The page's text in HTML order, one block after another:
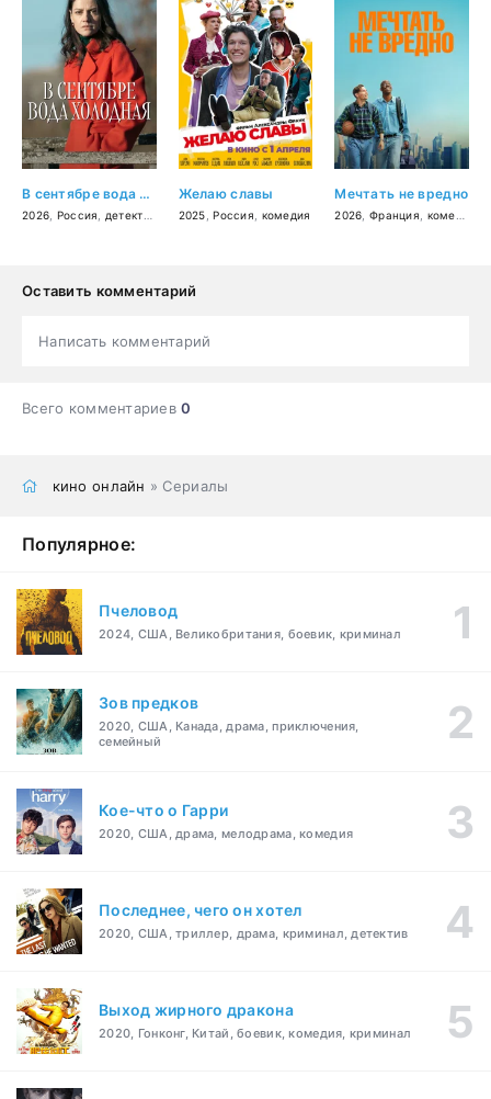
В сентябре вода холодная
2026 Россия детектив криминал
Желаю славы
2025 ,Россия комедия
Мечтать не вредно
2026 Франция комедия
Оставить комментарий
Написать комментарий
Всего комментариев0
кино онлайн » Сериалы
Популярное:
Пчеловод
2024, США, Великобритания, боевик, криминал
Зов предков
2020, США, Канада, драма, приключения,
семейный
Кое-что о Гарри
2020, США, драма, мелодрама, комедия
Последнее, чего он хотел
2020, США, триллер, драма, криминал, детектив
Выход жирного дракона
2020, Гонконг, Китай, боевик, комедия, криминал